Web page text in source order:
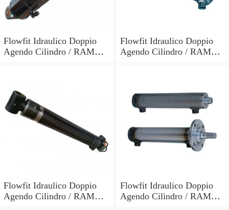
Flowfit Idraulico Doppio
Agendo Cilindro / RAM
Flowfit Idraulico Doppio
Agendo Cilindro / RAM
Flowfit Idraulico Doppio
Agendo Cilindro / RAM
Flowfit Idraulico Doppio
Agendo Cilindro / RAM